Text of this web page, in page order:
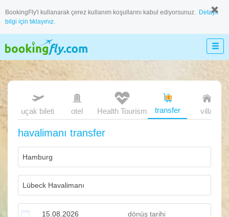
BookingFly'i kullanarak çerez kullanım koşullarını kabul ediyorsunuz. Detaylı
bilgi için tıklayınız.
uçak bileti otel transfer villa
Health Tourism
havalimanı transfer